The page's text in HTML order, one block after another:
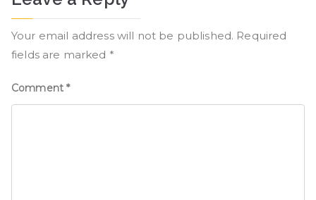
Your email address will not be published. Required
fields are marked *
Comment*